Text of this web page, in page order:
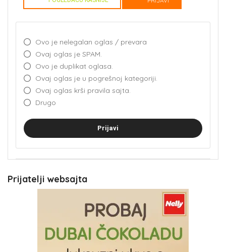
Ovo je nelegalan oglas / prevara
Ovaj oglas je SPAM.
Ovo je duplikat oglasa.
Ovaj oglas je u pogrešnoj kategoriji.
Ovaj oglas krši pravila sajta.
Drugo
Prijavi
Prijatelji websajta